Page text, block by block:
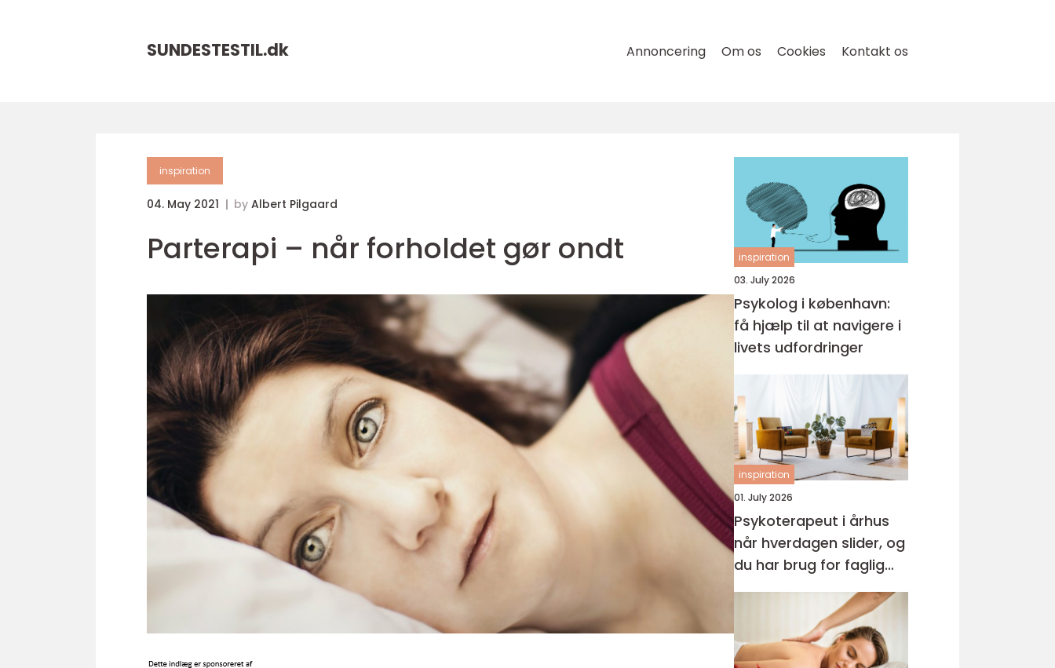
SUNDESTESTIL.dk Annoncering Om os Cookies Kontakt os
inspiration
04. May 2021 by Albert Pilgaard
Parterapi – når forholdet gør ondt
inspiration
03. July 2026
Psykolog i københavn:
få hjælp til at navigere i
livets udfordringer
inspiration
01. July 2026
Psykoterapeut i århus
når hverdagen slider, og
du har brug for faglig
støtte